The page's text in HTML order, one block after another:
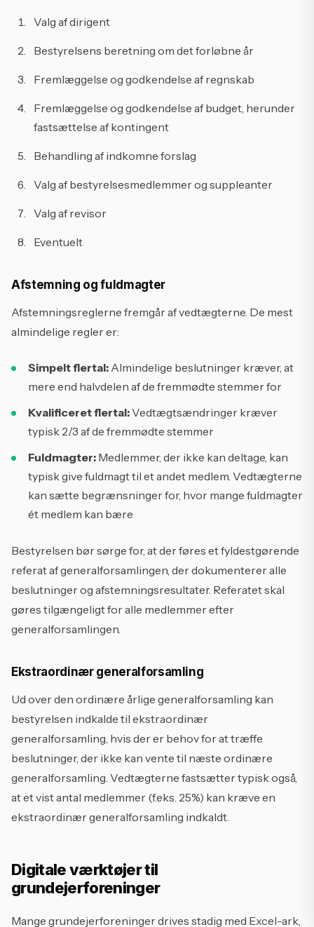
Valg af dirigent
Bestyrelsens beretning om det forløbne år
Fremlæggelse og godkendelse af regnskab
Fremlæggelse og godkendelse af budget, herunder
fastsættelse af kontingent
Behandling af indkomne forslag
Valg af bestyrelsesmedlemmer og suppleanter
Valg af revisor
Eventuelt
Afstemning og fuldmagter
Afstemningsreglerne fremgår af vedtægterne. De mest
almindelige regler er:
Simpelt flertal: Almindelige beslutninger kræver, at
mere end halvdelen af de fremmødte stemmer for
Kvalificeret flertal:Vedtægtsændringer kræver
typisk 2/3 af de fremmødte stemmer
Fuldmagter: Medlemmer, der ikke kan deltage, kan
typisk give fuldmagt til et andet medlem. Vedtægterne
kan sætte begrænsninger for, hvor mange fuldmagter
ét medlem kan bære
Bestyrelsen bør sørge for, at der føres et fyldestgørende
referat af generalforsamlingen, der dokumenterer alle
beslutninger og afstemningsresultater. Referatet skal
gøres tilgængeligt for alle medlemmer efter
generalforsamlingen.
Ekstraordinær generalforsamling
Ud over den ordinære årlige generalforsamling kan
bestyrelsen indkalde til ekstraordinær
generalforsamling, hvis der er behov for at træffe
beslutninger, der ikke kan vente til næste ordinære
generalforsamling. Vedtægterne fastsætter typisk også,
at et vist antal medlemmer (f.eks. 25%) kan kræve en
ekstraordinær generalforsamling indkaldt.
Digitale værktøjer til
grundejerforeninger
Mange grundejerforeninger drives stadig med Excel-ark,